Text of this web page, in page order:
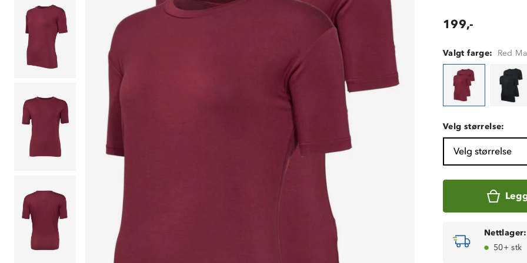
199,-
Valgt farge: Red
Velg størrelse:
Velg størrelse
Nettlager:
50+ stk